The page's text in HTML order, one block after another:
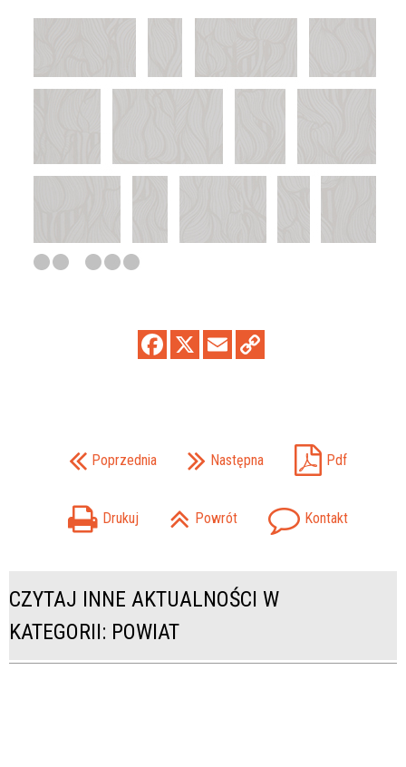
Poprzednia Następna Pdf
Drukuj Powrót Kontakt
CZYTAJ INNE AKTUALNOŚCI W
KATEGORII: POWIAT